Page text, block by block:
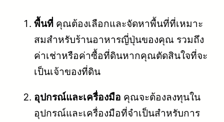
พื้นที่ คุณต้องเลือกและจัดหาพื้นที่ที่เหมาะ
สมสำหรับร้านอาหารญี่ปุ่นของคุณ รวมถึง
ค่าเช่าหรือค่าซื้อที่ดินหากคุณตัดสินใจที่จะ
เป็นเจ้าของที่ดิน
อุปกรณ์และเครื่องมือ คุณจะต้องลงทุนใน
อุปกรณ์และเครื่องมือที่จำเป็นสำหรับการ